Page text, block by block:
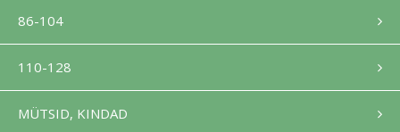
86-104
110-128
MÜTSID, KINDAD